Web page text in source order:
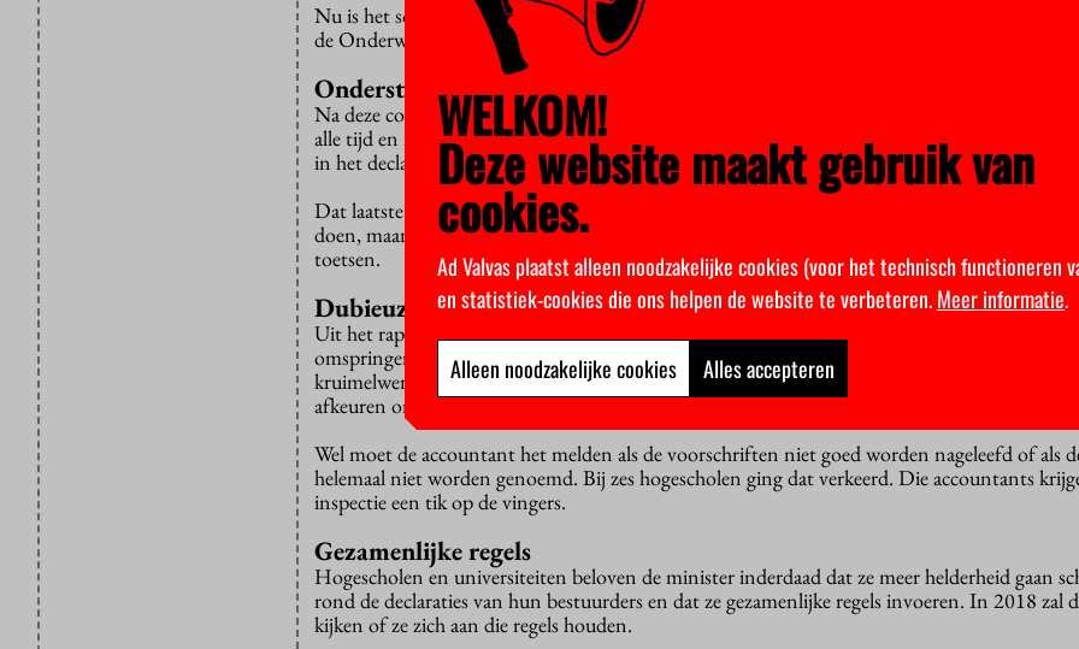
Nu is het soms gissen wat de onderwijsinstellingen precies vergoeden voor hun bestuurders
de Onderwijsinspectie niet zomaar zien of alle declaraties terecht zijn: de administratie is
Onderste steen
Na deze conclusie resten twee opties: de inspectie kan proberen de onderste steen boven te
alle tijd en moeite van dien) of de onderwijsinstellingen beloven beterschap en gaan meer
in het declaratiegedrag van hun bestuurders.
Dat laatste heeft de voorkeur van de minister en de Onderwijsinspectie. Je kunt wel grondig
doen, maar wat zou dat uiteindelijk opleveren? Er is geen harde norm waaraan je de
toetsen.
Dubieuze declaratie
Uit het rapport wordt wel duidelijk dat hogescholen en universiteiten nogal ruimhartig
omspringen met hun declaraties. In het hoger onderwijs gaan grote bedragen om, zodat
kruimelwerk zijn. De accountants zouden de jaarrekening volgens de Onderwijsinspectie
afkeuren om een dubieuze declaratie.
Wel moet de accountant het melden als de voorschriften niet goed worden nageleefd of als
helemaal niet worden genoemd. Bij zes hogescholen ging dat verkeerd. Die accountants
inspectie een tik op de vingers.
Gezamenlijke regels
Hogescholen en universiteiten beloven de minister inderdaad dat ze meer helderheid gaan
rond de declaraties van hun bestuurders en dat ze gezamenlijke regels invoeren. In 2018 zal
kijken of ze zich aan die regels houden.
WELKOM!
Deze website maakt gebruik van
cookies.
Ad Valvas plaatst alleen noodzakelijke cookies (voor het technisch functioneren
en statistiek-cookies die ons helpen de website te verbeteren.Meer informatie.
Alleen noodzakelijke cookies Alles accepteren